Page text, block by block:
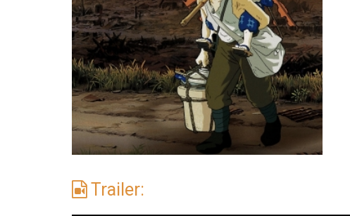
Trailer: